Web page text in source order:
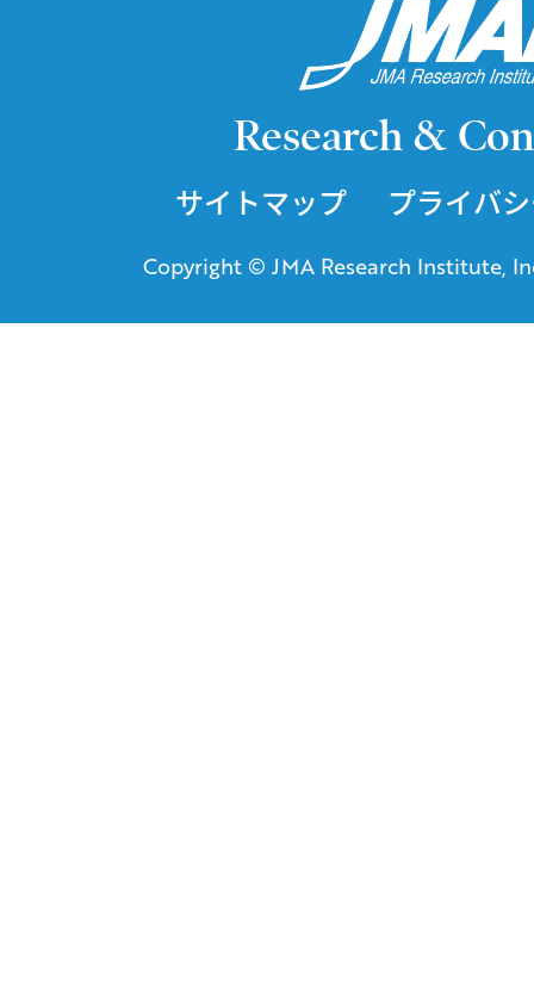
Research &
サイトマップ プライバ
Copyright © JMA Research Institute,